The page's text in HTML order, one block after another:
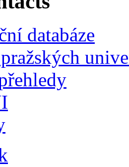
databáze